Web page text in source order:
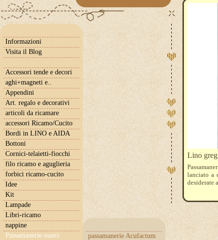
Informazioni
Visita il Blog
Accessori tende e decori
aghi+magneti e..
Appendini
Art. regalo e decorativi
articoli da ricamare
accessori Ricamo/Cucito
Bordi in LINO e AIDA
Bottoni
Cornici-telaietti-fiocchi
filo ricamo e aguglieria
forbici ricamo-cucito
Idee
Kit
Lampade
Libri-ricamo
nappine
Passamanerie-nastri
passamanerie Acufactum
Lino
lanciato a
desiderate